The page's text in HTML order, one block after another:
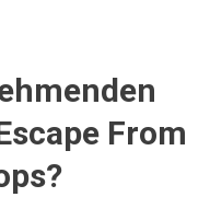
From